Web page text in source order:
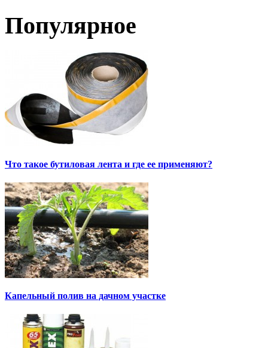
Популярное
Что такое бутиловая лента и где ее применяют?
Капельный полив на дачном участке